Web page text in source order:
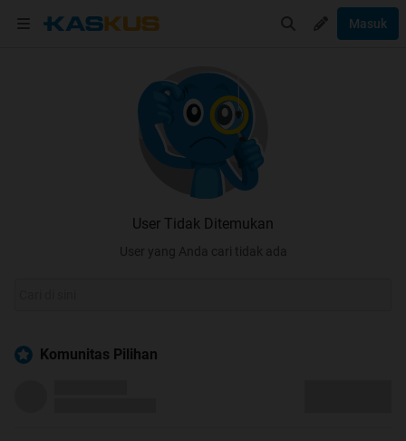
Masuk
User Tidak Ditemukan
User yang Anda cari tidak ada
Komunitas Pilihan